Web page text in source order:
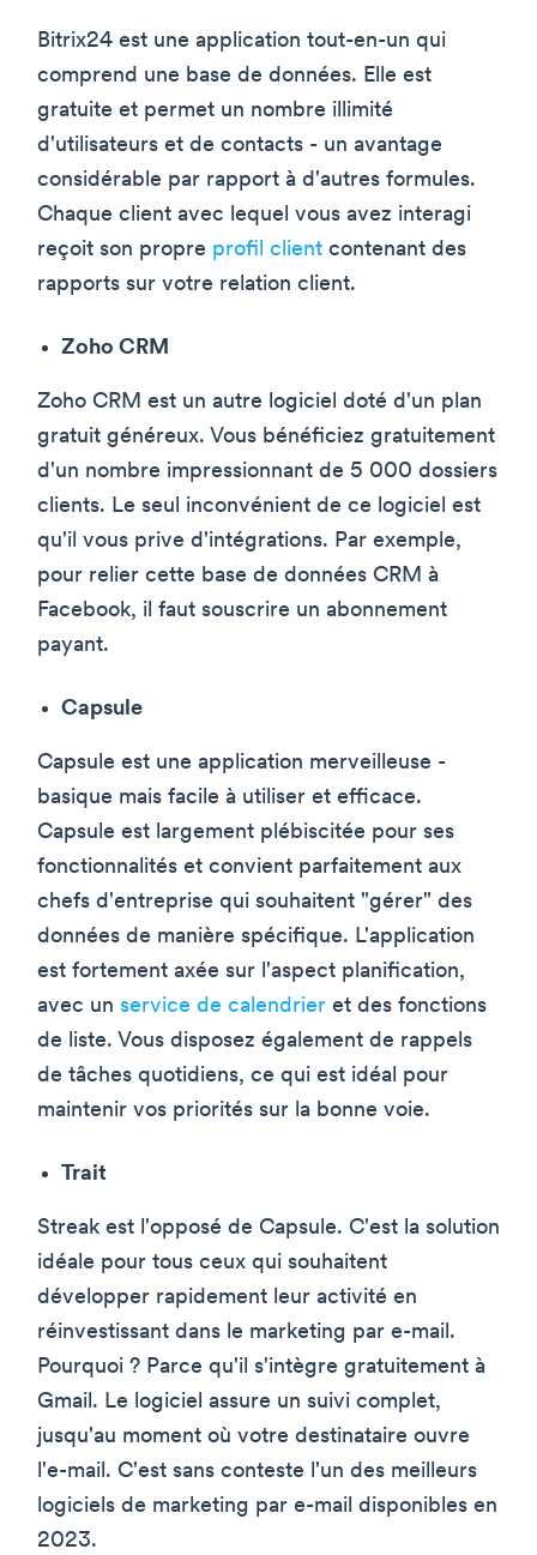
Bitrix24 est une application tout-en-un qui
comprend une base de données. Elle est
gratuite et permet un nombre illimité
d'utilisateurs et de contacts - un avantage
considérable par rapport à d'autres formules.
Chaque client avec lequel vous avez interagi
reçoit son propre profil client contenant des
rapports sur votre relation client.
Zoho CRM
Zoho CRM est un autre logiciel doté d'un plan
gratuit généreux. Vous bénéficiez gratuitement
d'un nombre impressionnant de 5 000 dossiers
clients. Le seul inconvénient de ce logiciel est
qu'il vous prive d'intégrations. Par exemple,
pour relier cette base de données CRM à
Facebook, il faut souscrire un abonnement
payant.
Capsule
Capsule est une application merveilleuse -
basique mais facile à utiliser et efficace.
Capsule est largement plébiscitée pour ses
fonctionnalités et convient parfaitement aux
chefs d'entreprise qui souhaitent "gérer" des
données de manière spécifique. L'application
est fortement axée sur l'aspect planification,
avec un service de calendrier et des fonctions
de liste. Vous disposez également de rappels
de tâches quotidiens, ce qui est idéal pour
maintenir vos priorités sur la bonne voie.
Trait
Streak est l'opposé de Capsule. C'est la solution
idéale pour tous ceux qui souhaitent
développer rapidement leur activité en
réinvestissant dans le marketing par e-mail.
Pourquoi ? Parce qu'il s'intègre gratuitement à
Gmail. Le logiciel assure un suivi complet,
jusqu'au moment où votre destinataire ouvre
l'e-mail. C'est sans conteste l'un des meilleurs
logiciels de marketing par e-mail disponibles en
2023.